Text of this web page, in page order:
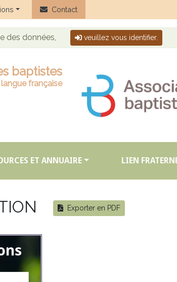
Contact
des données, veuillez vous identifier.
baptistes
française
ET ANNUAIRE LIEN
Exporter en PDF